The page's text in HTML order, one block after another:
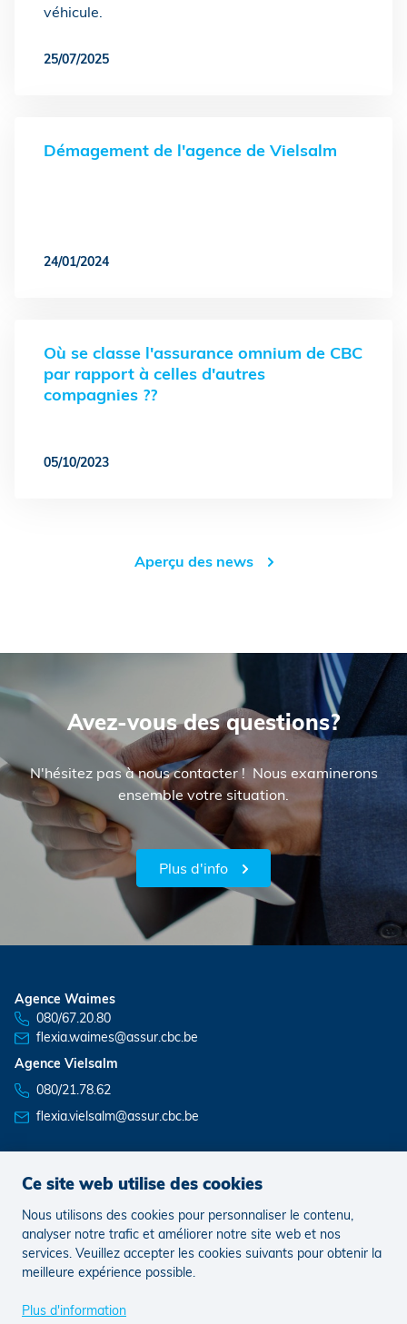
véhicule.
25/07/2025
Démagement de l'agence de Vielsalm
24/01/2024
Où se classe l'assurance omnium de CBC
par rapport à celles d'autres
compagnies ??
05/10/2023
Aperçu des news
Avez-vous des questions?
N'hésitez pas à nous contacter ! Nous examinerons
ensemble votre situation.
Plus d'info
Agence Waimes
080/67.20.80
flexia.waimes@assur.cbc.be
Agence Vielsalm
080/21.78.62
flexia.vielsalm@assur.cbc.be
News Postes vacants
Legal Complaints Préférences de cookies
Ce site web utilise des cookies
Nous utilisons des cookies pour personnaliser le contenu,
analyser notre trafic et améliorer notre site web et nos
services. Veuillez accepter les cookies suivants pour obtenir la
meilleure expérience possible.
Plus d'information